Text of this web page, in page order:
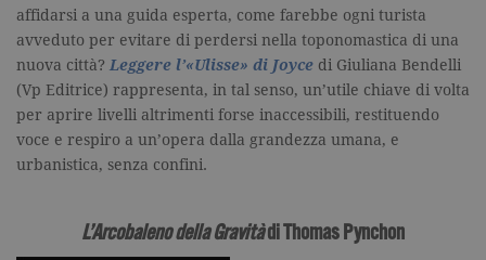
affidarsi a una guida esperta, come farebbe ogni turista
avveduto per evitare di perdersi nella toponomastica di una
nuova città? Leggere l’«Ulisse» di Joyce di Giuliana Bendelli
(Vp Editrice) rappresenta, in tal senso, un’utile chiave di volta
per aprire livelli altrimenti forse inaccessibili, restituendo
voce e respiro a un’opera dalla grandezza umana, e
urbanistica, senza confini.
L’Arcobaleno della Gravitàdi Thomas Pynchon